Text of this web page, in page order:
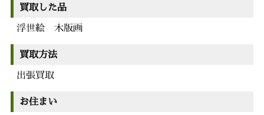
買取した品
浮世絵 木版画
買取方法
出張買取
お住まい